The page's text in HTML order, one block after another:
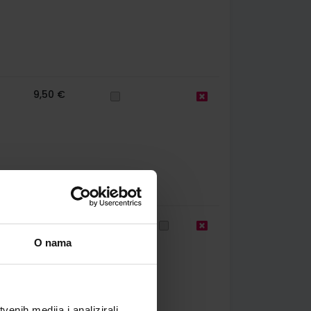
O nama
9,50 €
10,80 €